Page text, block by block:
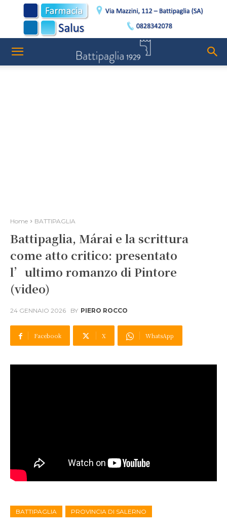
Home BATTIPAGLIA
Battipaglia, Márai e la scrittura
come atto critico: presentato
l’ultimo romanzo di Pintore
(video)
24 GENNAIO 2026 BY PIERO ROCCO
Facebook X WhatsApp
BATTIPAGLIA PROVINCIA DI SALERNO